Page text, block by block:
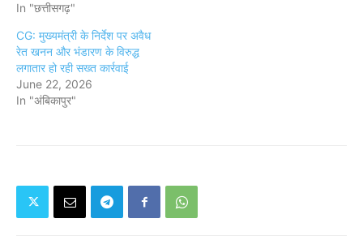
In "छत्तीसगढ़"
CG: मुख्यमंत्री के निर्देश पर अवैध
रेत खनन और भंडारण के विरुद्ध
लगातार हो रही सख्त कार्रवाई
June 22, 2026
In "अंबिकापुर"